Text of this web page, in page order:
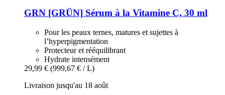
GRN [GRÜN] Sérum à la Vitamine C, 30 ml
Pour les peaux ternes, matures et sujettes à
l’hyperpigmentation
Protecteur et rééquilibrant
Hydrate intensément
29,99 € (999,67 € / L)
Livraison jusqu'au 18 août